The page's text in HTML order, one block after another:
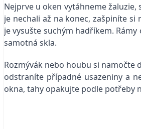
Nejprve u oken vytáhneme
je nechali až na konec, zašpiníte
je vysušte suchým hadříkem.
samotná skla.
Rozmývák nebo houbu si namočte
odstraníte případné usazeniny a
okna, tahy opakujte podle potřeby